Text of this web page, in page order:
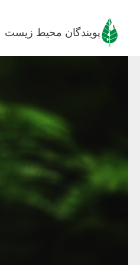
پویندگان محیط زیست